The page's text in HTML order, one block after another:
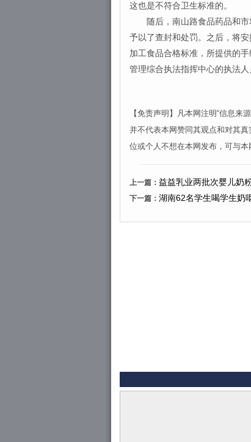
这也是不符合卫生标准的。
随后，南山路食品药品和市
予以了查封和处罚。之后，将
加工食品合格标准，所提供的
管理综合执法指挥中心的执法
【免责声明】凡本网注明“信息来
并不代表本网赞同其观点和对其
位或个人不想在本网发布，可与本
上一篇： 益益乳业两批次婴儿奶
下一篇： 湖南62名学生喝学生奶